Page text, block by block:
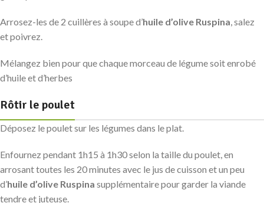
Arrosez-les de 2 cuillères à soupe d’huile d’olive Ruspina, salez
et poivrez.
Mélangez bien pour que chaque morceau de légume soit enrobé
d’huile et d’herbes
Rôtir le poulet
Déposez le poulet sur les légumes dans le plat.
Enfournez pendant 1h15 à 1h30 selon la taille du poulet, en
arrosant toutes les 20 minutes avec le jus de cuisson et un peu
d’huile d’olive Ruspina supplémentaire pour garder la viande
tendre et juteuse.